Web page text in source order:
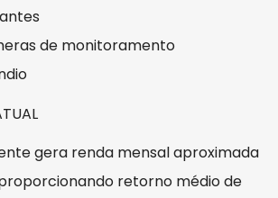
de monitoramento
gera renda mensal aproximada
proporcionando retorno médio de